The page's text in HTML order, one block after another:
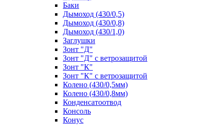
Баки
Дымоход (430/0,5)
Дымоход (430/0,8)
Дымоход (430/1,0)
Заглушки
Зонт "Д"
Зонт "Д" с ветрозащитой
Зонт "К"
Зонт "К" с ветрозащитой
Колено (430/0,5мм)
Колено (430/0,8мм)
Конденсатоотвод
Консоль
Конус